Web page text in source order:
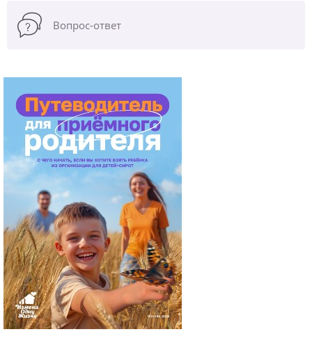
Вопрос-ответ